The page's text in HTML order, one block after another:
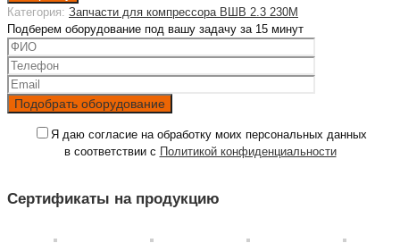
Категория: Запчасти для компрессора ВШВ 2.3 230М
Подберем оборудование под вашу задачу за 15 минут
Я даю согласие на обработку моих персональных данных
в соответствии с Политикой конфиденциальности
Сертификаты на продукцию